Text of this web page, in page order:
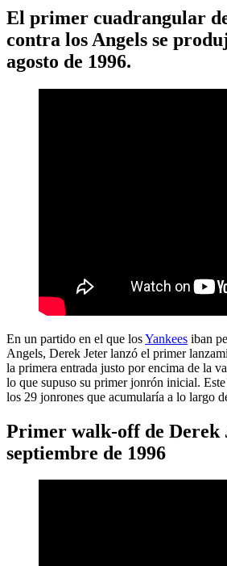
El primer cuadrangular
contra los Angels se
agosto de 1996.
En un partido en el que losYankees iban
Angels, Derek Jeter lanzó el primer
la primera entrada justo por encima de la
lo que supuso su primer jonrón inicial.
los 29 jonrones que acumularía a lo largo
Primer walk-off de Derek
septiembre de 1996